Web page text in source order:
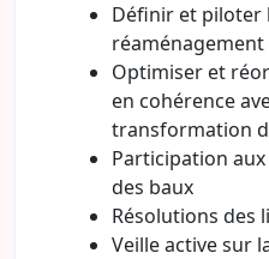
Définir et piloter
réaménagement
Optimiser et
en cohérence
transformation
Participation
des baux
Résolutions des
Veille active sur